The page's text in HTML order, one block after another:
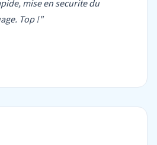
mise en securite du
Top !"